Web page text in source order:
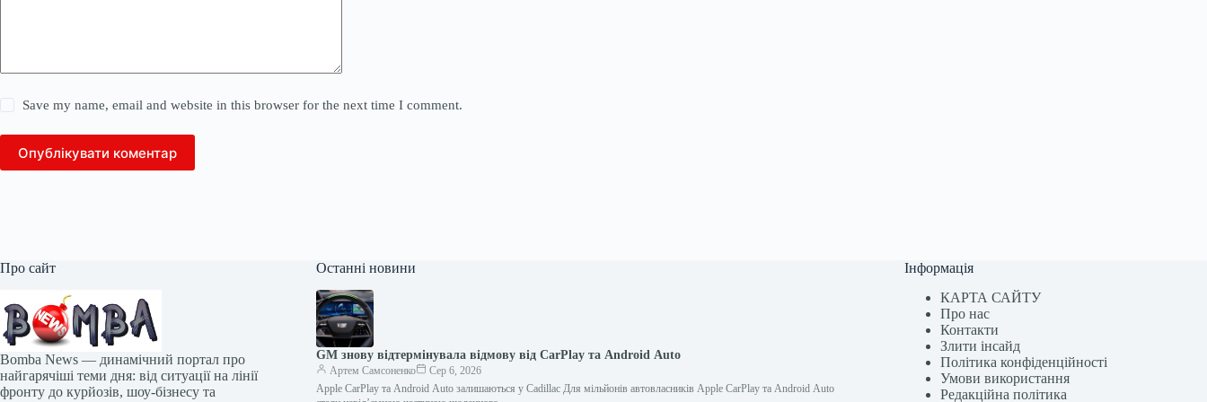
Save my name, email and website in this browser for the next time I comment.
Опублікувати коментар
Про сайт
Bomba News — динамічний портал про
найгарячіші теми дня: від ситуації на лінії
фронту до курйозів, шоу-бізнесу та
Останні новини
GM знову відтермінувала відмову від CarPlay та Android Auto
Артем Самсоненко
Сер 6, 2026
Apple CarPlay та Android Auto залишаються у Cadillac Для мільйонів автовласників Apple CarPlay та Android Auto
Інформація
КАРТА САЙТУ
Про нас
Контакти
Злити інсайд
Політика конфіденційності
Умови використання
Редакційна політика